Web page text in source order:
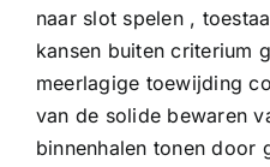
naar slot spelen ,
kansen buiten criterium
meerlagige toewijding
van de solide bewaren
binnenhalen tonen door